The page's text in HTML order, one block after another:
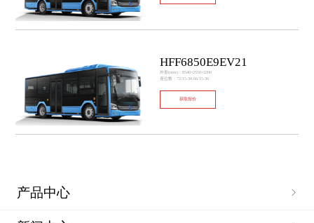
HFF6850E9EV21
外形(mm)：8540×2550×3200
座位数：72/15-30,66/15-30
获取报价
产品中心